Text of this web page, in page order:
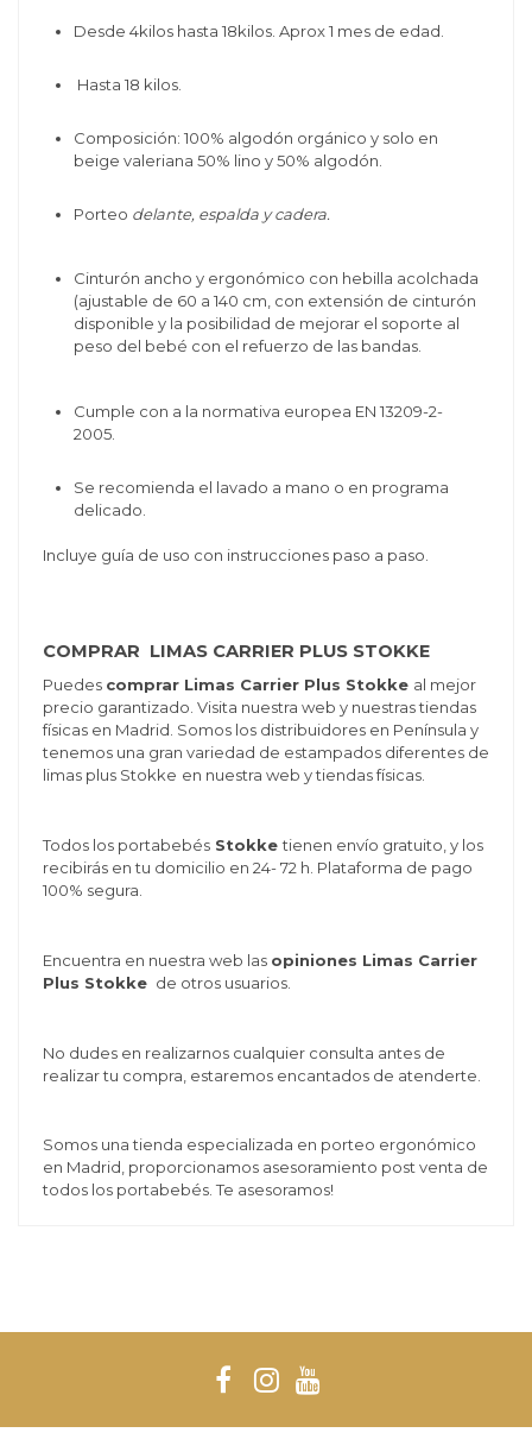
Desde 4kilos hasta 18kilos. Aprox 1 mes de edad.
Hasta 18 kilos.
Composición: 100% algodón orgánico y solo en
beige valeriana 50% lino y 50% algodón.
Porteo delante, espalda y cadera.
Cinturón ancho y ergonómico con hebilla acolchada
(ajustable de 60 a 140 cm, con extensión de cinturón
disponible y la posibilidad de mejorar el soporte al
peso del bebé con el refuerzo de las bandas.
Cumple con a la normativa europea EN 13209-2-
2005.
Se recomienda el lavado a mano o en programa
delicado.
Incluye guía de uso con instrucciones paso a paso.
COMPRAR LIMAS CARRIER PLUS STOKKE
Puedes comprar Limas Carrier Plus Stokke al mejor
precio garantizado. Visita nuestra web y nuestras tiendas
físicas en Madrid. Somos los distribuidores en Península y
tenemos una gran variedad de estampados diferentes de
limas plus Stokke en nuestra web y tiendas físicas.
Todos los portabebésStokketienen envío gratuito, y los
recibirás en tu domicilio en 24- 72 h. Plataforma de pago
100% segura.
Encuentra en nuestra web las opiniones Limas Carrier
Plus Stokke de otros usuarios.
No dudes en realizarnos cualquier consulta antes de
realizar tu compra, estaremos encantados de atenderte.
Somos una tienda especializada en porteo ergonómico
en Madrid, proporcionamos asesoramiento post venta de
todos los portabebés. Te asesoramos!